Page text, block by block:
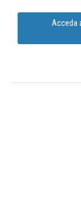
Acceda